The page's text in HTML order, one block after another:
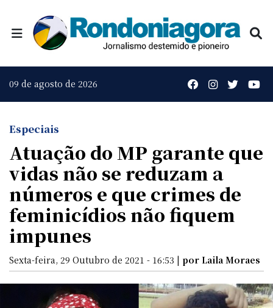
09 de agosto de 2026
Especiais
Atuação do MP garante que
vidas não se reduzam a
números e que crimes de
feminicídios não fiquem
impunes
Sexta-feira, 29 Outubro de 2021 - 16:53 | por Laila Moraes